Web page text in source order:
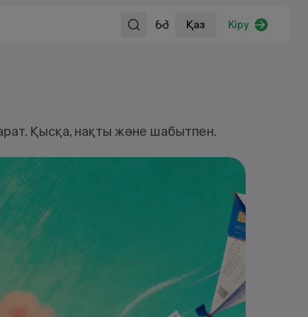
Қаз Кіру
Қысқа, нақты және шабытпен.